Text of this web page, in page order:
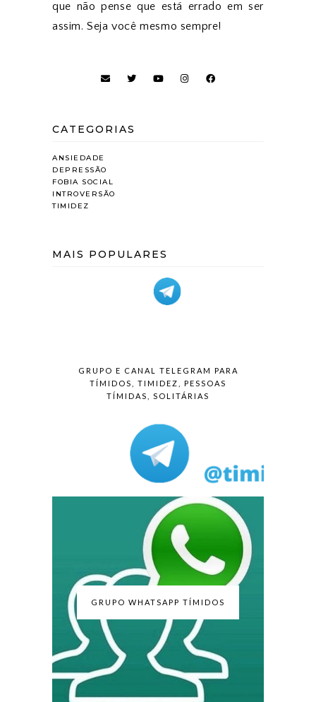
que não pense que está errado em ser
assim. Seja você mesmo sempre!
CATEGORIAS
ANSIEDADE
DEPRESSÃO
FOBIA SOCIAL
INTROVERSÃO
TIMIDEZ
MAIS POPULARES
GRUPO E CANAL TELEGRAM PARA
TÍMIDOS, TIMIDEZ, PESSOAS
TÍMIDAS, SOLITÁRIAS
GRUPO WHATSAPP TÍMIDOS